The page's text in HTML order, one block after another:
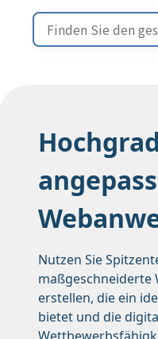
Nutzen Sie
maßgeschneiderte
erstellen, die ein
bietet und die